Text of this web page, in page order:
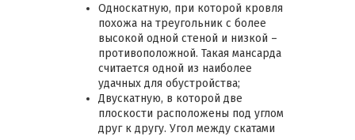
Односкатную, при которой кровля
похожа на треугольник с более
высокой одной стеной и низкой –
противоположной. Такая мансарда
считается одной из наиболее
удачных для обустройства;
Двускатную, в которой две
плоскости расположены под углом
друг к другу. Угол между скатами